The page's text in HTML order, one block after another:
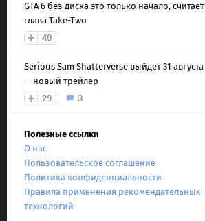
GTA 6 без диска это только начало, считает
глава Take-Two
40
Serious Sam Shatterverse выйдет 31 августа
— новый трейлер
29
3
Полезные ссылки
О нас
Пользовательское соглашение
Политика конфиденциальности
Правила применения рекомендательных
технологий